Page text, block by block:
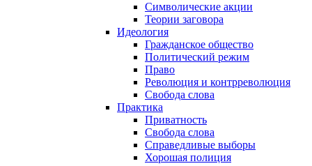
Символические акции
Теории заговора
Идеология
Гражданское общество
Политический режим
Право
Революция и контрреволюция
Свобода слова
Практика
Приватность
Свобода слова
Справедливые выборы
Хорошая полиция